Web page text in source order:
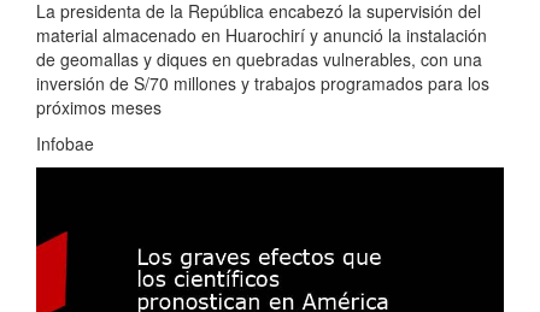
La presidenta de la República encabezó la supervisión del
material almacenado en Huarochirí y anunció la instalación
de geomallas y diques en quebradas vulnerables, con una
inversión de S/70 millones y trabajos programados para los
próximos meses
Infobae